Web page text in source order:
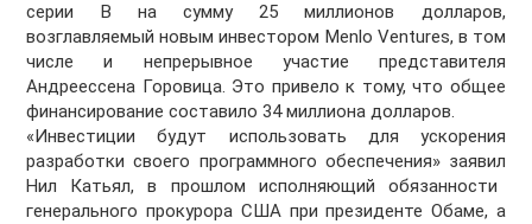
серии B на сумму 25 миллионов долларов,
возглавляемый новым инвестором Menlo Ventures, в том
числе и непрерывное участие представителя
Андреессена Горовица. Это привело к тому, что общее
финансирование составило 34 миллиона долларов.
«Инвестиции будут использовать для ускорения
разработки своего программного обеспечения» заявил
Нил Катьял, в прошлом исполняющий обязанности
генерального прокурора США при президенте Обаме, а